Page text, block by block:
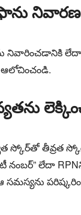
నివారణ
నివారించడానికి
స్కోర్‌తో తీవ్రత
లేదా RPNని
సమస్యను